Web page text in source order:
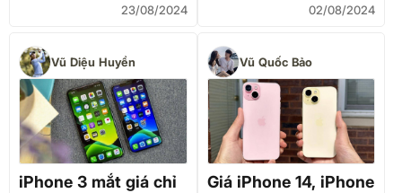
mới nhất, cũ vẫn hot,
23/08/2024 02/08/2024
Vũ Diệu Huyền
iPhone 3 mắt giá chỉ
Vũ Quốc Bảo
Giá iPhone 14, iPhone